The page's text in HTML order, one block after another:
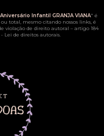
Infantil GRANJA VIANA" é
total, mesmo citando nossos links, é
violação de direito autoral – artigo 184
- Lei de direitos autorais.